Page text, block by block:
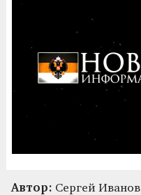
Автор: Сергей Иванов